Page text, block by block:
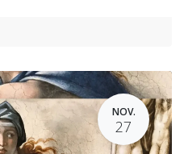
NOV.
27